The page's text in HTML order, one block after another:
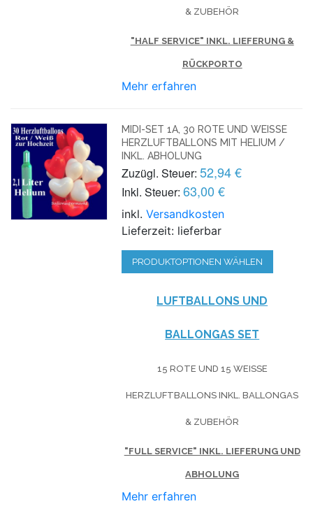
& ZUBEHÖR
"HALF SERVICE" INKL. LIEFERUNG &
RÜCKPORTO
Mehr erfahren
MIDI-SET 1A, 30 ROTE UND WEISSE H
ERZLUFTBALLONS MIT HELIUM / I
NKL. ABHOLUNG
Zuzügl. Steuer: 52,94 €
Inkl. Steuer: 63,00 €
inkl.Versandkosten
Lieferzeit: lieferbar
PRODUKTOPTIONEN WÄHLEN
LUFTBALLONS UND
BALLONGAS SET
15 ROTE UND 15 WEISSE H
ERZLUFTBALLONS INKL. BALLONGAS &
ZUBEHÖR
"FULL SERVICE" INKL. LIEFERUNG UND
ABHOLUNG
Mehr erfahren